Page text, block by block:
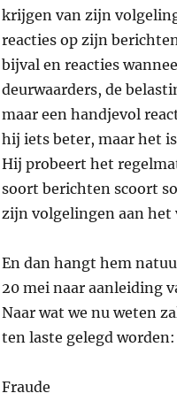
krijgen van zijn
reacties op zijn
bijval en reacties
deurwaarders, de
maar een handjevol
hij iets beter, maar het
Hij probeert het
soort berichten scoort
zijn volgelingen aan het
En dan hangt hem
20 mei naar aanleiding
Naar wat we nu weten
ten laste gelegd worden:
Fraude